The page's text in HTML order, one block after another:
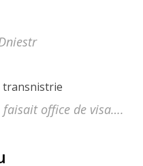
faisait office de visa….